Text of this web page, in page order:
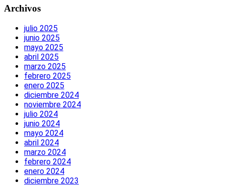
Archivos
julio 2025
junio 2025
mayo 2025
abril 2025
marzo 2025
febrero 2025
enero 2025
diciembre 2024
noviembre 2024
julio 2024
junio 2024
mayo 2024
abril 2024
marzo 2024
febrero 2024
enero 2024
diciembre 2023